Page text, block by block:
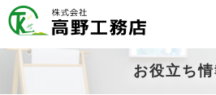
お役立ち情